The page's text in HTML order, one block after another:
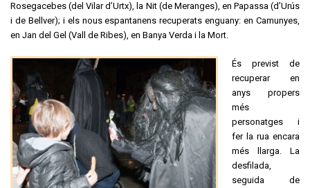
Rosegacebes (del Vilar d’Urtx), la Nit (de Meranges), en Papassa (d’Urús
i de Bellver); i els nous espantanens recuperats enguany: en Camunyes,
en Jan del Gel (Vall de Ribes), en Banya Verda i la Mort.
És previst de
recuperar en
anys propers
més
personatges i
fer la rua encara
més llarga. La
desfilada,
seguida de